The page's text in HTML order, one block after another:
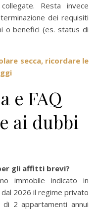
Resta invece
dei requisiti
o benefici (es. status di
secca, ricordare le
e FAQ
ai dubbi
gli affitti brevi?
immobile indicato in
2026 il regime privato
2 appartamenti annui